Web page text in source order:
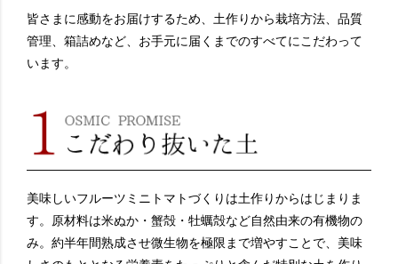
皆さまに感動をお届けするため、土作りから栽培方法、品質
管理、箱詰めなど、お手元に届くまでのすべてにこだわって
います。
美味しいフルーツミニトマトづくりは土作りからはじまりま
す。原材料は米ぬか・蟹殻・牡蠣殻など自然由来の有機物の
み。約半年間熟成させ微生物を極限まで増やすことで、美味